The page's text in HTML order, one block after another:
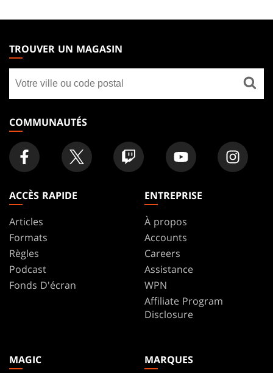
THE
GATHERING
FOOTER
TROUVER UN MAGASIN
un
magasin
COMMUNAUTÉS
ACCÈS RAPIDE
Articles
Formats
Règles
Podcast
Fonds D'écran
ENTREPRISE
À propos
Accounts
Careers
Assistance
WPN
Affiliate Program
Disclosure
MAGIC
MARQUES